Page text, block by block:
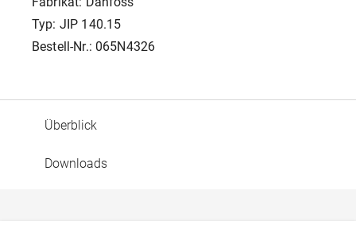
Typ: JIP 140.15
Bestell-Nr.: 065N4326
Überblick
Downloads